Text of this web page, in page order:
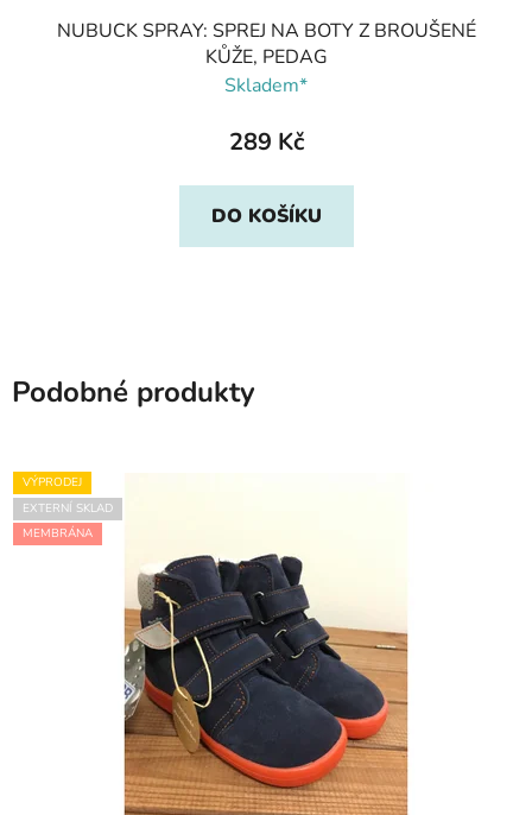
NUBUCK SPRAY: SPREJ NA BOTY Z BROUŠENÉ
KŮŽE, PEDAG
Skladem*
289 Kč
DO KOŠÍKU
Podobné produkty
VÝPRODEJ
EXTERNÍ SKLAD
MEMBRÁNA